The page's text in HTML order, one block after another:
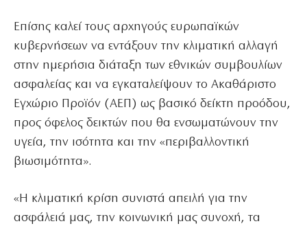
Επίσης καλεί τους αρχηγούς ευρωπαϊκών
κυβερνήσεων να εντάξουν την κλιματική αλλαγή
στην ημερήσια διάταξη των εθνικών συμβουλίων
ασφαλείας και να εγκαταλείψουν το Ακαθάριστο
Εγχώριο Προϊόν (ΑΕΠ) ως βασικό δείκτη προόδου,
προς όφελος δεικτών που θα ενσωματώνουν την
υγεία, την ισότητα και την «περιβαλλοντική
βιωσιμότητα».
«Η κλιματική κρίση συνιστά απειλή για την
ασφάλειά μας, την κοινωνική μας συνοχή, τα